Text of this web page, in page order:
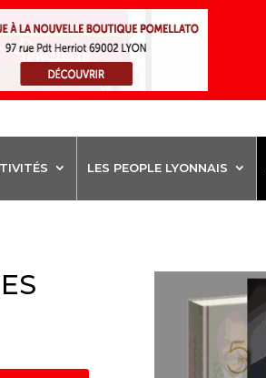
LES PEOPLE LYONNAIS